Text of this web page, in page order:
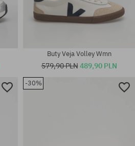
Buty Veja Volley Wmn
579,90 PLN489,90 PLN
-30%